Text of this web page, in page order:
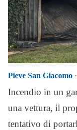
Pieve San Giacomo
Incendio in un
una vettura, il
tentativo di